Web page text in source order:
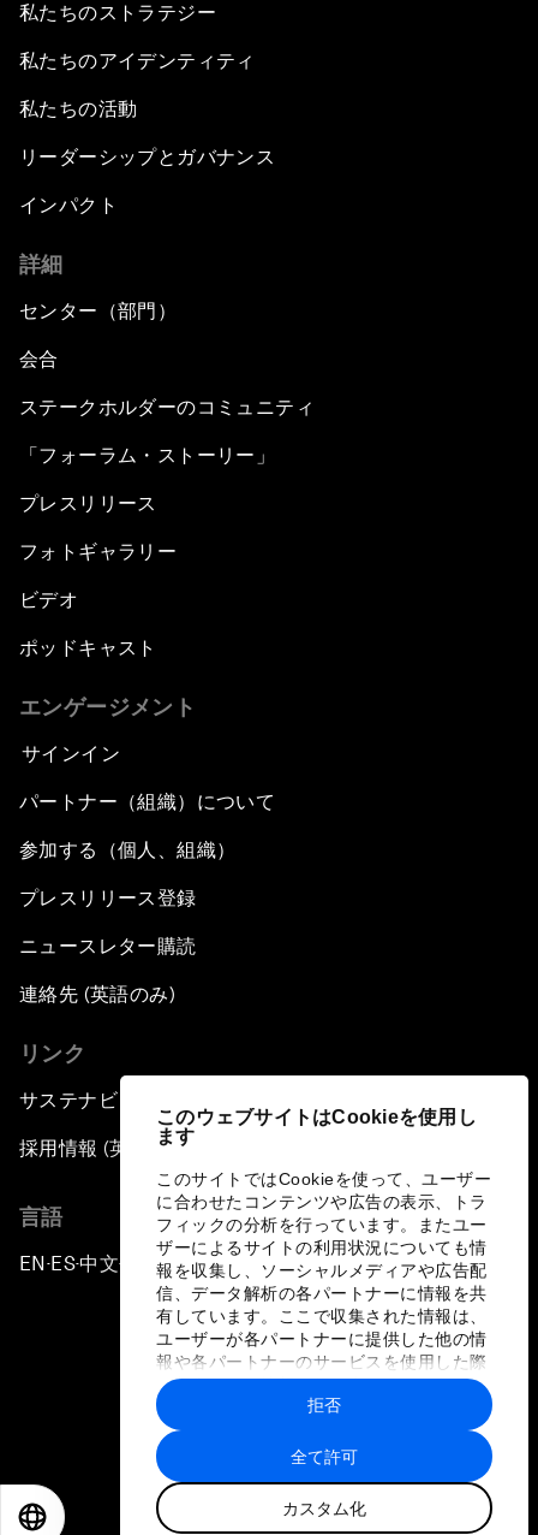
このウェブサイトはCookieを使用し
ます
このサイトではCookieを使って、ユーザー
に合わせたコンテンツや広告の表示、トラ
フィックの分析を行っています。またユー
ザーによるサイトの利用状況についても情
報を収集し、ソーシャルメディアや広告配
信、データ解析の各パートナーに情報を共
有しています。ここで収集された情報は、
ユーザーが各パートナーに提供した他の情
報や各パートナーのサービスを使用した際
に収集された情報と組み合わされ、各パー
トナーによって使用されることがありま
す。
全て許可
カスタム化
拒否
私たちのストラテジー
私たちのアイデンティティ
私たちの活動
リーダーシップとガバナンス
インパクト
詳細
センター（部門）
会合
ステークホルダーのコミュニティ
「フォーラム・ストーリー」
プレスリリース
フォトギャラリー
ビデオ
ポッドキャスト
エンゲージメント
サインイン
パートナー（組織）について
参加する（個人、組織）
プレスリリース登録
ニュースレター購読
連絡先 (英語のみ)
リンク
サステナビリティへの取り組み
採用情報 (英語のみ)
言語
EN ▪ ES▪中文▪ 日本語
プライバシーポリシーと利用規約
サイトマップ
©
世界経済フォーラム